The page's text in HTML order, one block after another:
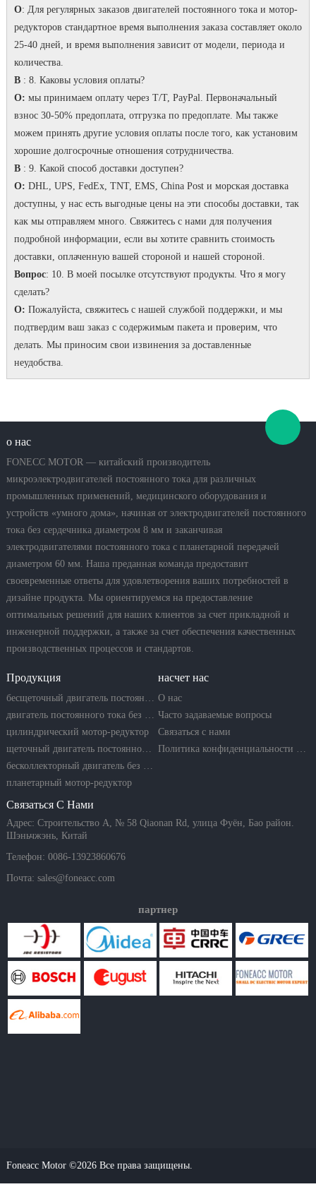
O: Для регулярных заказов двигателей постоянного тока и мотор-
редукторов стандартное время выполнения заказа составляет около
25-40 дней, и время выполнения зависит от модели, периода и
количества.
В: 8. Каковы условия оплаты?
О: мы принимаем оплату через T/T, PayPal. Первоначальный
взнос 30-50% предоплата, отгрузка по предоплате. Мы также
можем принять другие условия оплаты после того, как установим
хорошие долгосрочные отношения сотрудничества.
В: 9. Какой способ доставки доступен?
О: DHL, UPS, FedEx, TNT, EMS, China Post и морская доставка
доступны, у нас есть выгодные цены на эти способы доставки, так
как мы отправляем много. Свяжитесь с нами для получения
подробной информации, если вы хотите сравнить стоимость
доставки, оплаченную вашей стороной и нашей стороной.
Вопрос: 10. В моей посылке отсутствуют продукты. Что я могу
сделать?
О: Пожалуйста, свяжитесь с нашей службой поддержки, и мы
подтвердим ваш заказ с содержимым пакета и проверим, что
делать. Мы приносим свои извинения за доставленные
неудобства.
о нас
FONECC MOTOR — китайский производитель
микроэлектродвигателей постоянного тока для различных
промышленных применений, медицинского оборудования и
устройств «умного дома», начиная от электродвигателей постоянного
тока без сердечника диаметром 8 мм и заканчивая
электродвигателями постоянного тока с планетарной передачей
диаметром 60 мм. Наша преданная команда предоставит
своевременные ответы для удовлетворения ваших потребностей в
дизайне продукта. Мы ориентируемся на предоставление
оптимальных решений для наших клиентов за счет прикладной и
инженерной поддержки, а также за счет обеспечения качественных
производственных процессов и стандартов.
Продукция
бесщеточный двигатель постоянного тока
двигатель постоянного тока без сердечника
цилиндрический мотор-редуктор
щеточный двигатель постоянного тока
бесколлекторный двигатель без сердечника
планетарный мотор-редуктор
насчет нас
О нас
Часто задаваемые вопросы
Связаться с нами
Политика конфиденциальности компании
Связаться С Нами
Адрес: Строительство A, № 58 Qiaonan Rd, улица Фуён, Бао район.
Шэньчжэнь, Китай
Телефон: 0086-13923860676
Почта: sales@foneacc.com
партнер
Foneacc Motor ©2026 Все права защищены.